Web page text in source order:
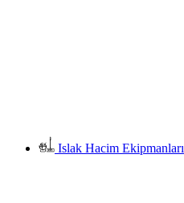
Islak Hacim Ekipmanları